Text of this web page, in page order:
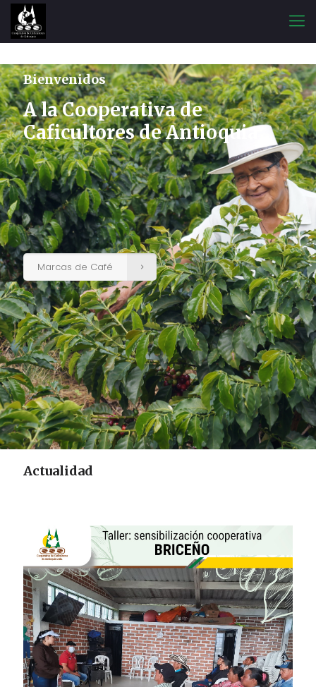
Bienvenidos
A la Cooperativa de
Caficultores de Antioquia
Marcas de Café
Actualidad